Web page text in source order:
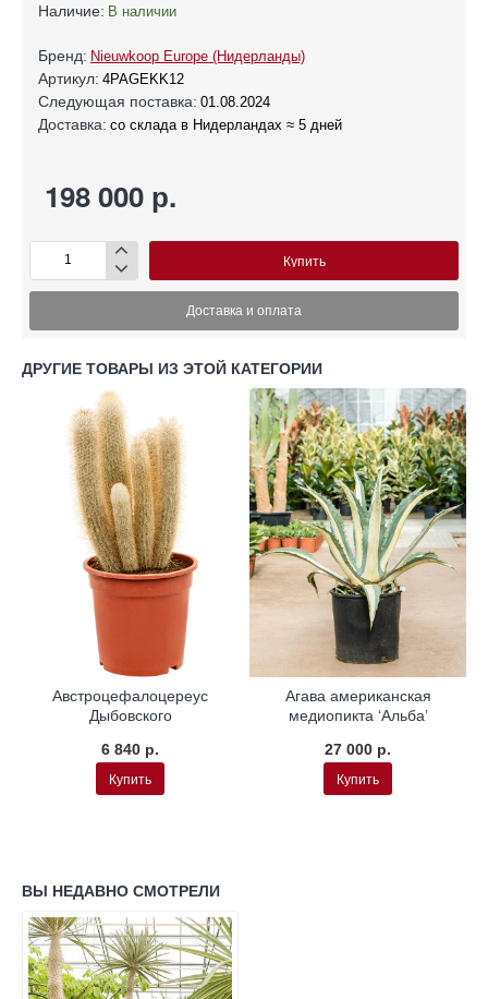
Наличие: В наличии
Бренд: Nieuwkoop Europe (Нидерланды)
Артикул: 4PAGEKK12
Следующая поставка: 01.08.2024
Доставка: со склада в Нидерландах ≈ 5 дней
198 000 р.
Купить
Доставка и оплата
ДРУГИЕ ТОВАРЫ ИЗ ЭТОЙ КАТЕГОРИИ
Австроцефалоцереус
Дыбовского
6 840 р.
Купить
Агава американская
медиопикта ‘Альба’
27 000 р.
Купить
ВЫ НЕДАВНО СМОТРЕЛИ